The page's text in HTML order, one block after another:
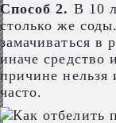
Способ 2. В 10
столько же
замачиваться в
иначе средство
причине нельзя
часто.